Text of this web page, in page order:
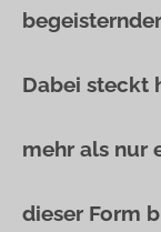
Dabei steckt
mehr als nur
dieser Form